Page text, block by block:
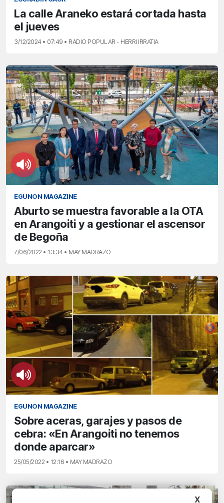
La calle Araneko estará cortada hasta
el jueves
3/12/2024 • 07:49 • RADIO POPULAR - HERRI IRRATIA
EGUNON MAGAZINE
Aburto se muestra favorable a la OTA
en Arangoiti y a gestionar el ascensor
de Begoña
7/06/2022 • 13:34 • MAY MADRAZO
EGUNON MAGAZINE
Sobre aceras, garajes y pasos de
cebra: «En Arangoiti no tenemos
donde aparcar»
25/05/2022 • 12:16 • MAY MADRAZO
X